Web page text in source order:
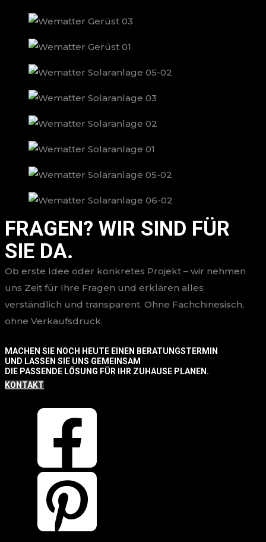
FRAGEN? WIR SIND FÜR
SIE DA.
Ob erste Idee oder konkretes Projekt – wir nehmen
uns Zeit für Ihre Fragen und erklären alles
verständlich und transparent. Ohne Fachchinesisch,
ohne Verkaufsdruck.
MACHEN SIE NOCH HEUTE EINEN BERATUNGSTERMIN
UND LASSEN SIE UNS GEMEINSAM
DIE PASSENDE LÖSUNG FÜR IHR ZUHAUSE PLANEN.
KONTAKT